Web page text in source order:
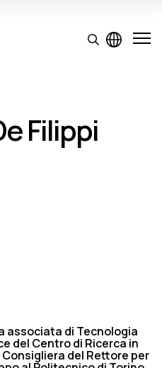
Filippi
associata di Tecnologia
del Centro di Ricerca in
del Rettore per